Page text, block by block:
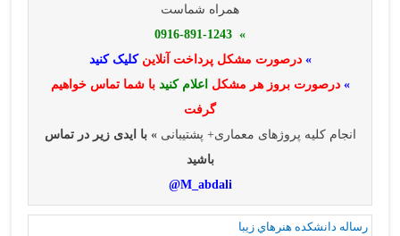
همراه شماست
» 0916-891-1243
» درصورت مشکل پرداخت آنلاینکلیک کنید
» درصورت بروز هر مشکل اعلام کنید با شما تماس خواهیم
گرفت
انجام کلیه پروژهای معماری+ پشتیبانی» با ایدی زیر در تماس
باشید
M_abdali@
رساله دانشکده هنرهاي زيبا